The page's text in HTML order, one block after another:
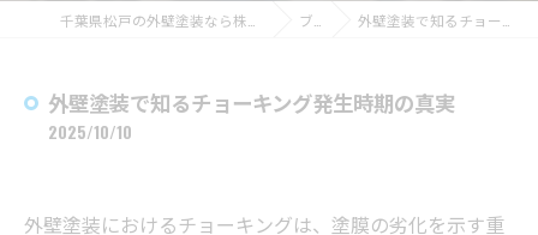
ブログ 外壁塗装で知るチョーキング発生時期の真実
外壁塗装で知るチョーキング発生時期の真実
2025/10/10
外壁塗装におけるチョーキングは、塗膜の劣化を示す重